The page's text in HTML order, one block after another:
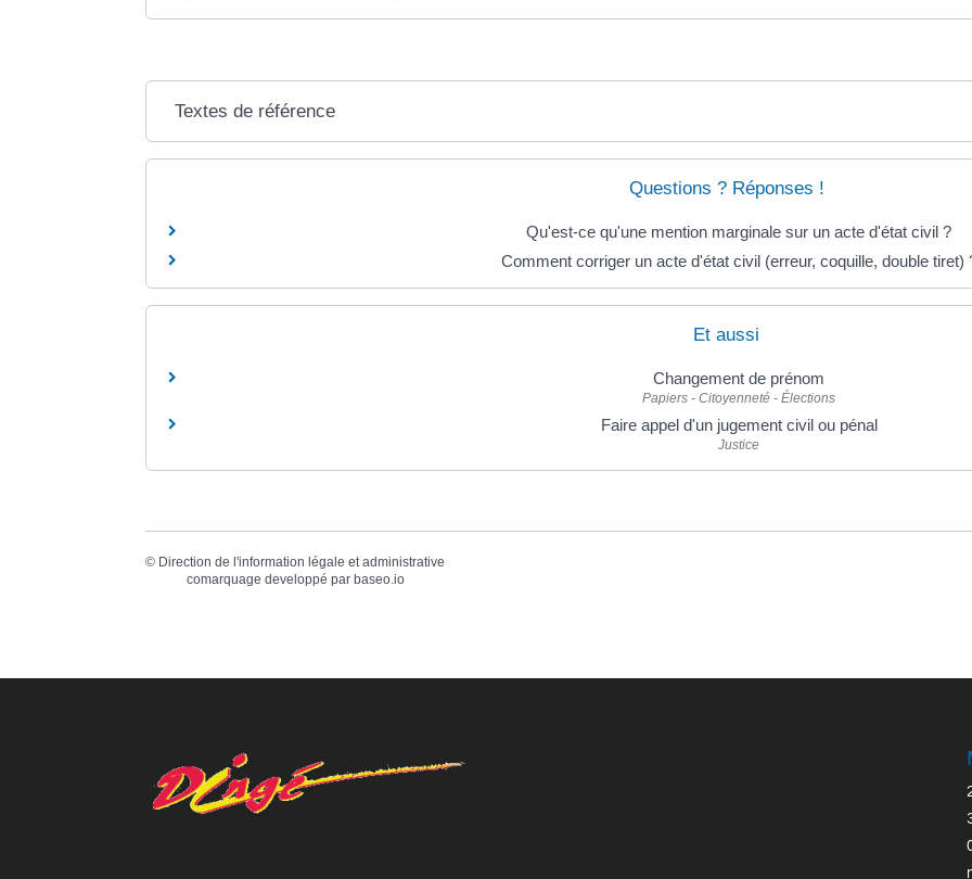
Textes de référence
Questions ? Réponses !
Qu'est-ce qu'une mention marginale sur un acte d'état civil ?
Comment corriger un acte d'état civil (erreur, coquille, double tiret)
Et aussi
Changement de prénom
Papiers - Citoyenneté - Élections
Faire appel d'un jugement civil ou pénal
Justice
© Direction de l'information légale et administrative
comarquage developpé par baseo.io